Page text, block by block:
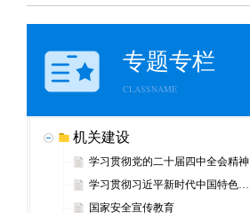
专题专栏
CLASSNAME
机关建设
学习贯彻党的二十届四中全会精神
学习贯彻习近平新时代中国特色社会主义思想
国家安全宣传教育